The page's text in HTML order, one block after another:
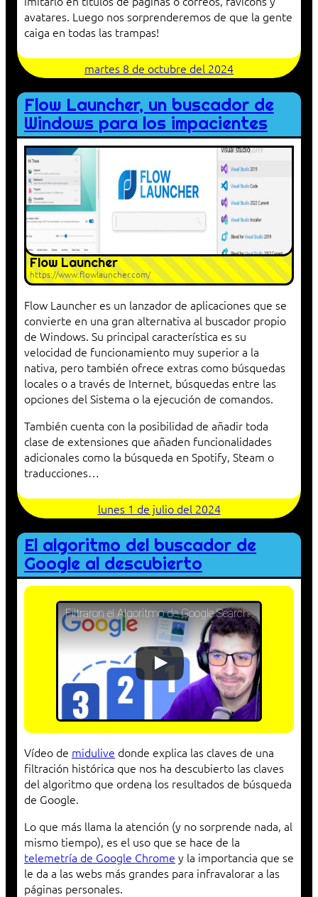
avatares. Luego nos sorprenderemos de que la gente
caiga en todas las trampas!
martes 8 de octubre del 2024
Flow Launcher, un buscador de
Windows para los impacientes
Flow Launcher
https://www.flowlauncher.com/
Flow Launcher es un lanzador de aplicaciones que se
convierte en una gran alternativa al buscador propio
de Windows. Su principal característica es su
velocidad de funcionamiento muy superior a la
nativa, pero también ofrece extras como búsquedas
locales o a través de Internet, búsquedas entre las
opciones del Sistema o la ejecución de comandos.
También cuenta con la posibilidad de añadir toda
clase de extensiones que añaden funcionalidades
adicionales como la búsqueda en Spotify, Steam o
traducciones…
lunes 1 de julio del 2024
El algoritmo del buscador de
Google al descubierto
Filtraron el Algoritmo de Google Search
Vídeo de midulive donde explica las claves de una
filtración histórica que nos ha descubierto las claves
del algoritmo que ordena los resultados de búsqueda
de Google.
Lo que más llama la atención (y no sorprende nada, al
mismo tiempo), es el uso que se hace de la
telemetría de Google Chrome y la importancia que se
le da a las webs más grandes para infravalorar a las
páginas personales.